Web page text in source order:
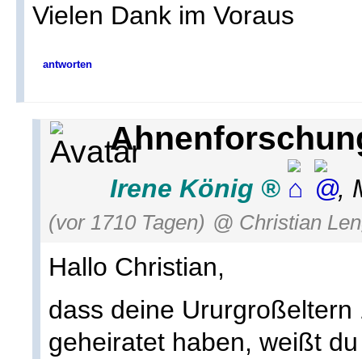
Vielen Dank im Voraus
antworten
Irene König ,
(vor 1710 Tagen) @ Christian
Hallo Christian,
dass deine Ururgroßeltern
geheiratet haben, weißt